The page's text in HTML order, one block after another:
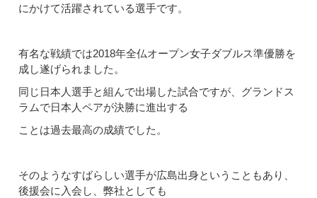
にかけて活躍されている選手です。
有名な戦績では2018年全仏オープン女子ダブルス準優勝を
成し遂げられました。
同じ日本人選手と組んで出場した試合ですが、グランドス
ラムで日本人ペアが決勝に進出する
ことは過去最高の成績でした。
そのようなすばらしい選手が広島出身ということもあり、
後援会に入会し、弊社としても